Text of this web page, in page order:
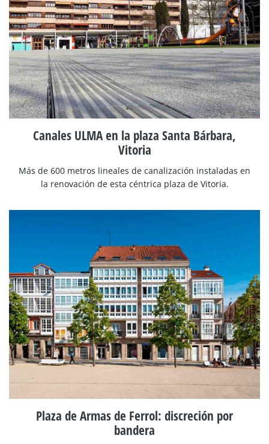
Canales ULMA en la plaza Santa Bárbara,
Vitoria
Más de 600 metros lineales de canalización instaladas en
la renovación de esta céntrica plaza de Vitoria.
Plaza de Armas de Ferrol: discreción por
bandera